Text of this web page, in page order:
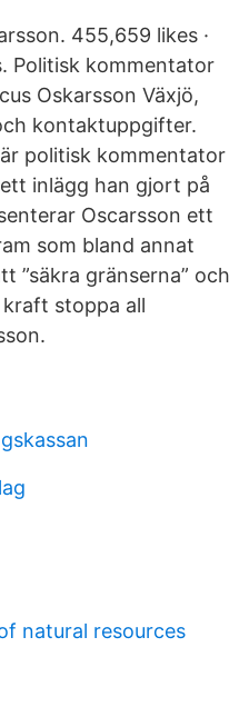
455,659 likes ·
Politisk kommentator
Oskarsson Växjö,
kontaktuppgifter.
politisk kommentator
inlägg han gjort på
Oscarsson ett
som bland annat
”säkra gränserna” och
kraft stoppa all
natural resources